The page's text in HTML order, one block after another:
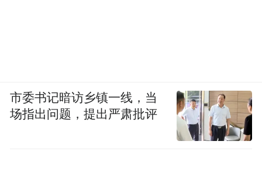
市委书记暗访乡镇一线，当
场指出问题，提出严肃批评